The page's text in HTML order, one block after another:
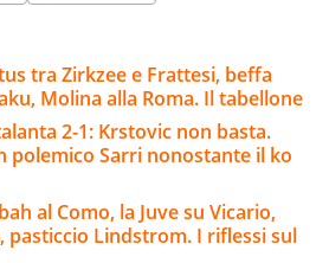
tra Zirkzee e Frattesi, beffa
Molina alla Roma. Il tabellone
2-1: Krstovic non basta.
polemico Sarri nonostante il ko
al Como, la Juve su Vicario,
pasticcio Lindstrom. I riflessi sul